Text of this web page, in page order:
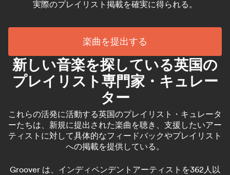
実際のプレイリスト掲載を確実に得られる。
楽曲を提出する
新しい音楽を探している英国の
プレイリスト専門家・キュレー
ター
これらの活発に活動する英国のプレイリスト・キュレータ
ーたちは、新規に提出された楽曲を聴き、支援したいアー
ティストに対して具体的なフィードバックやプレイリスト
への掲載を提供している。
Groover は、インディペンデントアーティストを362人以